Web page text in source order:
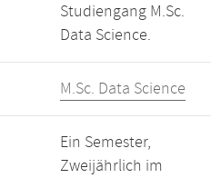
Studiengang M.Sc.
Data Science.
M.Sc. Data Science
Ein Semester,
Zweijährlich im